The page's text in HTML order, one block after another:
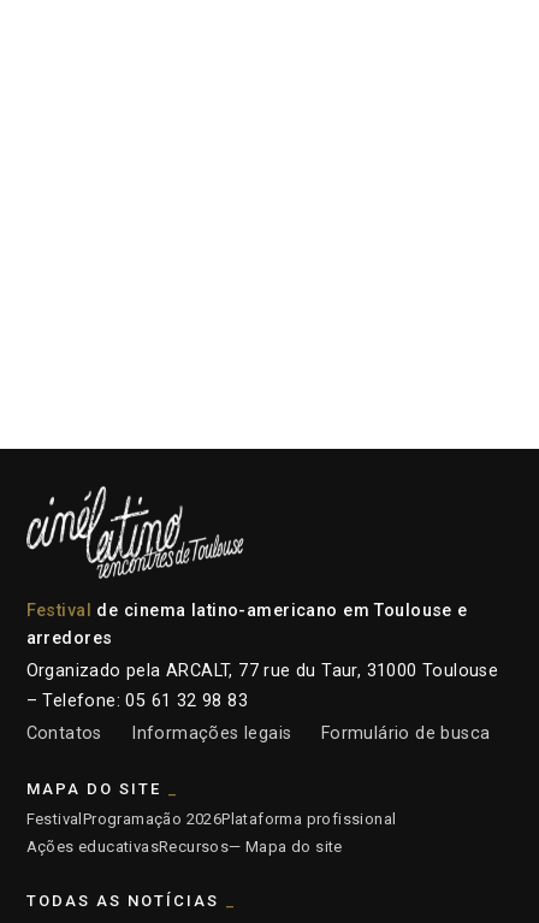
Festival
de cinema latino-americano em Toulouse e
arredores
Organizado pela ARCALT, 77 rue du Taur, 31000 Toulouse
– Telefone: 05 61 32 98 83
Contatos
Informações legais Formulário de busca
MAPA DO SITE
Festival Programação 2026Plataforma profissional
Ações educativasRecursos— Mapa do site
TODAS AS NOTÍCIAS